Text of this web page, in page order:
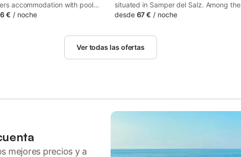
accommodation with pool
and a terrace, around 47 km
provides a patio.
€ / noche
situated in Samper del Salz. Among the
facilities at this property are a shared
free WiFi throughout the property. The
country house has family rooms.
desde 67 € / noche
Ver todas las ofertas
mejores precios y a